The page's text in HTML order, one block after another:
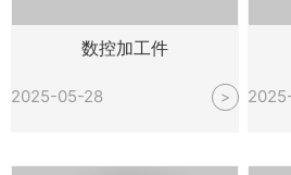
数控加工件
2025-05-28 >